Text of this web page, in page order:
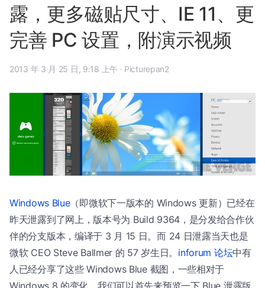
露，更多磁贴尺寸、IE 11、更
完善 PC 设置，附演示视频
2013 年 3 月 25 日, 9:18 上午 · Picturepan2
Windows Blue（即微软下一版本的 Windows 更新）已经在
昨天泄露到了网上，版本号为 Build 9364，是分发给合作伙
伴的分支版本，编译于 3 月 15 日。而 24 日泄露当天也是
微软 CEO Steve Ballmer 的 57 岁生日。 inforum 论坛中有
人已经分享了这些 Windows Blue 截图，一些相对于
Windows 8 的变化，我们可以首先来预览一下 Blue 泄露版